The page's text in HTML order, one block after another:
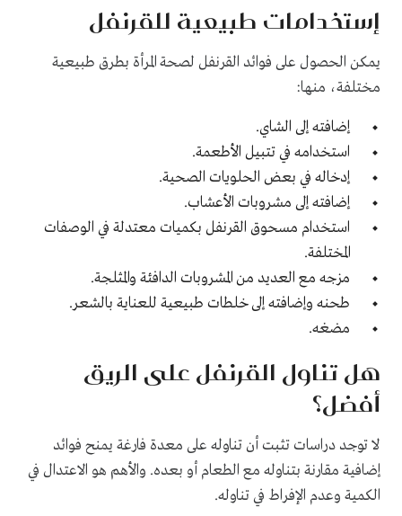
إستخدامات طبيعية للقرنفل
يمكن الحصول على فوائد القرنفل لصحة المرأة بطرق طبيعية
مختلفة، منها:
إضافته إلى الشاي.
استخدامه في تتبيل الأطعمة.
إدخاله في بعض الحلويات الصحية.
إضافته إلى مشروبات الأعشاب.
استخدام مسحوق القرنفل بكميات معتدلة في الوصفات
المختلفة.
مزجه مع العديد من المشروبات الدافئة والمثلجة.
طحنه وإضافته إلى خلطات طبيعية للعناية بالشعر.
مضغه.
هل تناول القرنفل على الريق
أفضل؟
لا توجد دراسات تثبت أن تناوله على معدة فارغة يمنح فوائد
إضافية مقارنة بتناوله مع الطعام أو بعده. والأهم هو الاعتدال في
الكمية وعدم الإفراط في تناوله.